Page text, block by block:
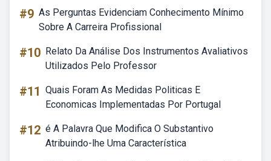
#9 As Perguntas Evidenciam Conhecimento Mínimo
Sobre A Carreira Profissional
#10 Relato Da Análise Dos Instrumentos Avaliativos
Utilizados Pelo Professor
#11 Quais Foram As Medidas Politicas E
Economicas Implementadas Por Portugal
#12 é A Palavra Que Modifica O Substantivo
Atribuindo-lhe Uma Característica